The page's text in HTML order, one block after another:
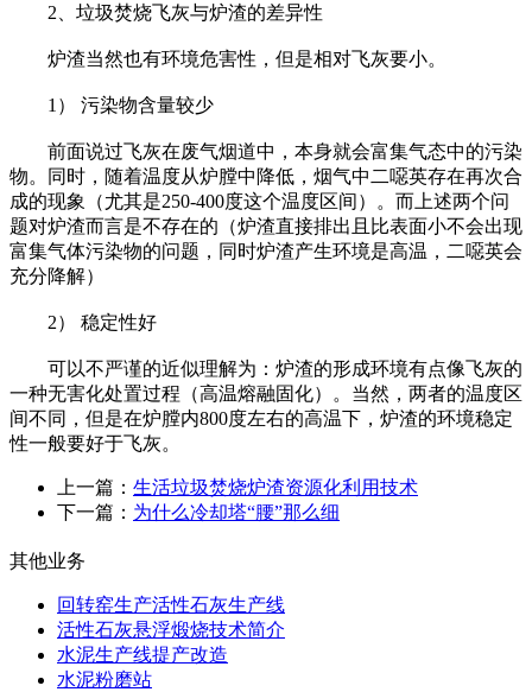
2、垃圾焚烧飞灰与炉渣的差异性
炉渣当然也有环境危害性，但是相对飞灰要小。
1） 污染物含量较少
前面说过飞灰在废气烟道中，本身就会富集气态中的污染
物。同时，随着温度从炉膛中降低，烟气中二噁英存在再次合
成的现象（尤其是250-400度这个温度区间）。而上述两个问
题对炉渣而言是不存在的（炉渣直接排出且比表面小不会出现
富集气体污染物的问题，同时炉渣产生环境是高温，二噁英会
充分降解）
2） 稳定性好
可以不严谨的近似理解为：炉渣的形成环境有点像飞灰的
一种无害化处置过程（高温熔融固化）。当然，两者的温度区
间不同，但是在炉膛内800度左右的高温下，炉渣的环境稳定
性一般要好于飞灰。
上一篇： 生活垃圾焚烧炉渣资源化利用技术
下一篇： 为什么冷却塔“腰”那么细
其他业务
回转窑生产活性石灰生产线
活性石灰悬浮煅烧技术简介
水泥生产线提产改造
水泥粉磨站